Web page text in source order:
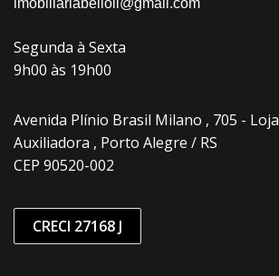
Segunda à Sexta
9h00 às 19h00
Avenida Plínio Brasil Milano , 705 - Loja
Auxiliadora , Porto Alegre / RS
CEP 90520-002
CRECI 27168 J